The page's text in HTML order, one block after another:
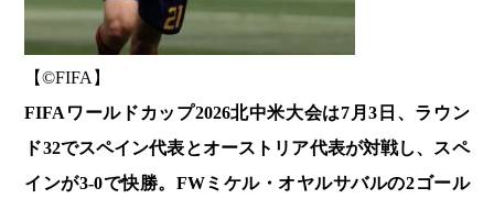
【©️FIFA】
FIFAワールドカップ2026北中米大会は7月3日、ラウン
ド32でスペイン代表とオーストリア代表が対戦し、スペ
インが3-0で快勝。FWミケル・オヤルサバルの2ゴール